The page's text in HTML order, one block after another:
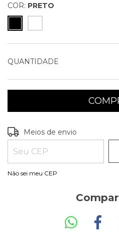
COR: PRETO
QUANTIDADE
Entregas para o CEP:
Meios de envio
Não sei meu CEP